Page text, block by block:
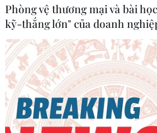
thảm họa cháy rừng nhiệt đới Amazon
2019.
Phòng vệ thương mại và bài
kỹ-thắng lớn" của doanh